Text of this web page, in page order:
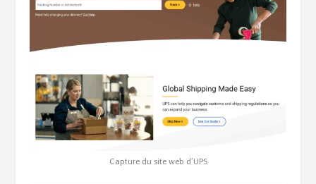
Capture du site web d’UPS